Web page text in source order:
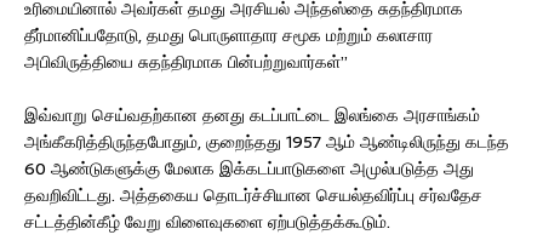
உரிமையினால் அவர்கள் தமது அரசியல் அந்தஸ்தை சுதந்திரமாக
தீர்மானிப்பதோடு, தமது பொருளாதார சமூக மற்றும் கலாசார
அபிவிருத்தியை சுதந்திரமாக பின்பற்றுவார்கள்”
இவ்வாறு செய்வதற்கான தனது கடப்பாட்டை இலங்கை அரசாங்கம்
அங்கீகரித்திருந்தபோதும், குறைந்தது 1957 ஆம் ஆண்டிலிருந்து கடந்த
60 ஆண்டுகளுக்கு மேலாக இக்கடப்பாடுகளை அமுல்படுத்த அது
தவறிவிட்டது. அத்தகைய தொடர்ச்சியான செயல்தவிர்ப்பு சர்வதேச
சட்டத்தின்கீழ் வேறு விளைவுகளை ஏற்படுத்தக்கூடும்.